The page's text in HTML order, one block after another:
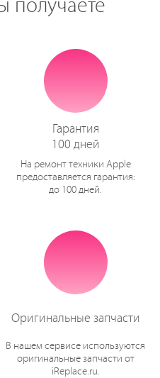
получаете
Гарантия
100 дней
На ремонт техники Apple
предоставляется гарантия:
до 100 дней.
Оригинальные запчасти
В нашем сервисе используются
оригинальные запчасти от
iReplace.ru.